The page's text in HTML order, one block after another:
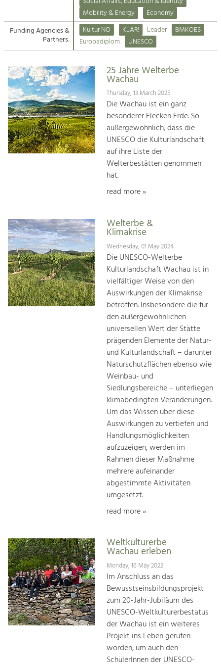
Suche
Impressum
Kontakt
Tourism
Offer Development and Positioning
Art & Culture
Crafts, Science and Research.
Social Affairs, Education
& Identity
Equality, Youth and Integration.
Climate Change, Public Transport and
Increase in Regional Value Added.
Mobility & Energy
Economy
Funding Agencies &
Partners:
Kultur NÖ KLAR! Leader
BMKOES
Europadiplom
UNESCO
25 Jahre Welterbe
Wachau
Thursday, 13 March 2025
Die Wachau ist ein ganz
besonderer Flecken Erde. So
außergewöhnlich, dass die
UNESCO die Kulturlandschaft
auf ihre Liste der
Welterbestätten genommen
hat.
read more »
Welterbe &
Klimakrise
Wednesday, 01 May 2024
Die UNESCO-Welterbe
Kulturlandschaft Wachau ist in
vielfältiger Weise von den
Auswirkungen der Klimakrise
betroffen. Insbesondere die für
den außergewöhnlichen
universellen Wert der Stätte
prägenden Elemente der Natur-
und Kulturlandschaft – darunter
Naturschutzflächen ebenso wie
Weinbau- und
Siedlungsbereiche – unterliegen
klimabedingten Veränderungen.
Um das Wissen über diese
Auswirkungen zu vertiefen und
Handlungsmöglichkeiten
aufzuzeigen, werden im
Rahmen dieser Maßnahme
mehrere aufeinander
abgestimmte Aktivitäten
umgesetzt.
read more »
Weltkulturerbe
Wachau erleben
Monday, 16 May 2022
Im Anschluss an das
Bewusstseinsbildungsprojekt
zum 20-Jahr-Jubiläum des
UNESCO-Weltkulturerbestatus
der Wachau ist ein weiteres
Projekt ins Leben gerufen
worden, um auch den
SchülerInnen der UNESCO-